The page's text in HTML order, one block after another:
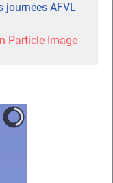
journées AFVL
Particle Image